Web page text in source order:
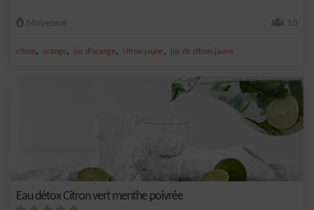
Moyenne 10
citron, orange, jus d'orange, citron jaune, jus de citron jaune
Eau détox Citron vert menthe poivrée